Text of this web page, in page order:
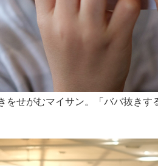
をせがむマイサン。「ババ抜き